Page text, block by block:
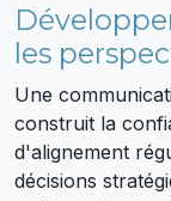
les
Une
construit la
d'alignement
décisions